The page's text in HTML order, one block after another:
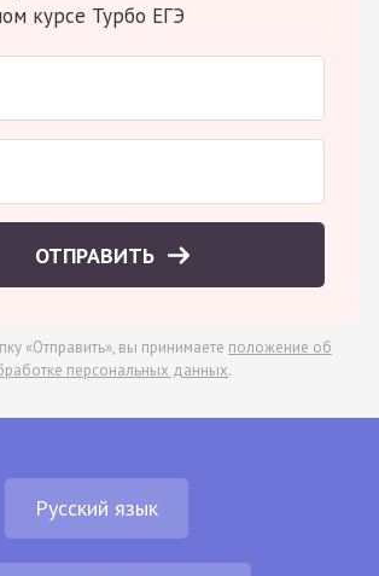
курсе Турбо ЕГЭ
ОТПРАВИТЬ
«Отправить», вы принимаете положение об
персональных данных.
Русский язык